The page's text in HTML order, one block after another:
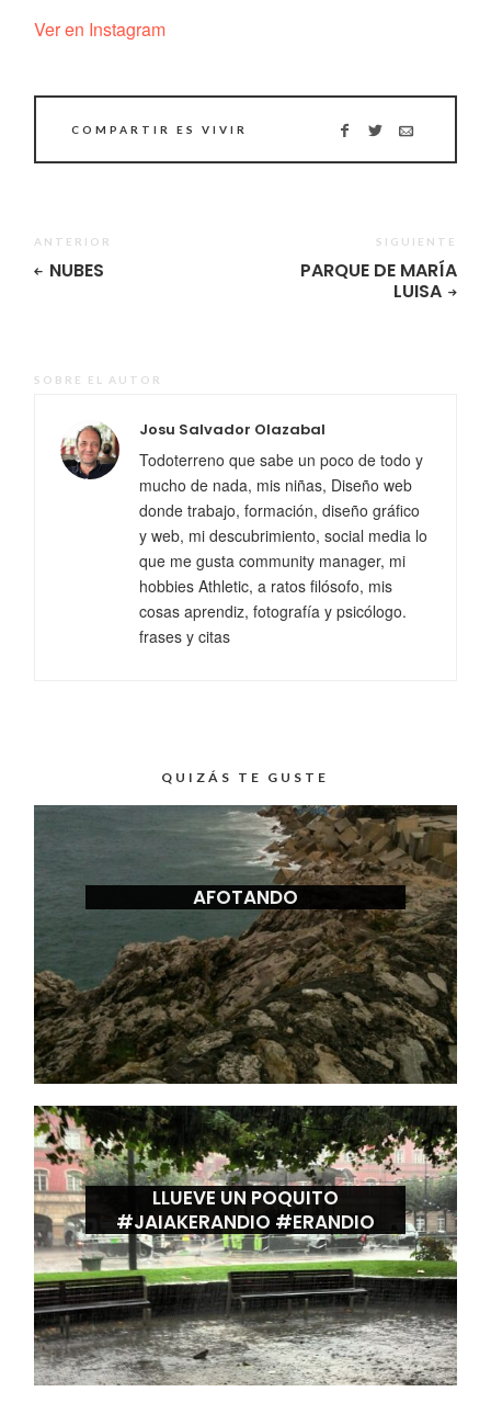
Ver en Instagram
COMPARTIR ES VIVIR
ANTERIOR
NUBES
SIGUIENTE
PARQUE DE MARÍA
LUISA
SOBRE EL AUTOR
Josu Salvador Olazabal
Todoterreno que sabe un poco de todo y
mucho de nada, mis niñas, Diseño web
donde trabajo, formación, diseño gráfico
y web, mi descubrimiento, social media lo
que me gusta community manager, mi
hobbies Athletic, a ratos filósofo, mis
cosas aprendiz, fotografía y psicólogo.
frases y citas
QUIZÁS TE GUSTE
AFOTANDO
LLUEVE UN POQUITO
#JAIAKERANDIO #ERANDIO